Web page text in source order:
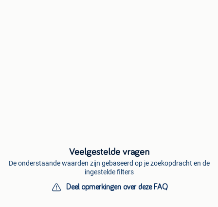
Veelgestelde vragen
De onderstaande waarden zijn gebaseerd op je zoekopdracht en de
ingestelde filters
Deel opmerkingen over deze FAQ